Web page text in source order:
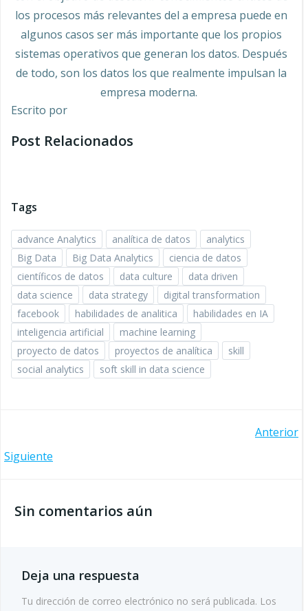
los procesos más relevantes del a empresa puede en
algunos casos ser más importante que los propios
sistemas operativos que generan los datos. Después
de todo, son los datos los que realmente impulsan la
empresa moderna.
Escrito por
Post Relacionados
Tags
advance Analytics analítica de datos
analytics
Big Data
Big Data Analytics
ciencia de datos
científicos de datos
data culture
data driven
data science
data strategy
digital transformation
facebook
habilidades de analitica
habilidades en IA
inteligencia artificial
machine learning
proyecto de datos
proyectos de analítica
skill
social analytics
soft skill in data science
de
entradas
Anterior
Navegación
de
entradas
Siguiente
Sin comentarios aún
Deja una respuesta
Tu dirección de correo electrónico no será publicada. Los